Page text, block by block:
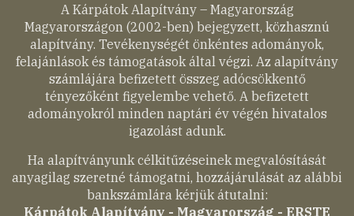
A Kárpátok Alapítvány – Magyarország
Magyarországon (2002-ben) bejegyzett, közhasznú
alapítvány. Tevékenységét önkéntes adományok,
felajánlások és támogatások által végzi. Az alapítvány
számlájára befizetett összeg adócsökkentő
tényezőként figyelembe vehető. A befizetett
adományokról minden naptári év végén hivatalos
igazolást adunk.
Ha alapítványunk célkitűzéseinek megvalósítását
anyagilag szeretné támogatni, hozzájárulását az alábbi
bankszámlára kérjük átutalni:
Kárpátok Alapítvány - Magyarország - ERSTE